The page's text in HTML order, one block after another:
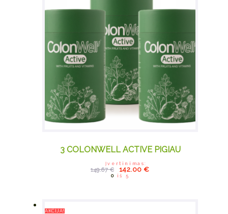
3 COLONWELL ACTIVE PIGIAU
Įvertinimas:
0 iš 5
149.67€
Original price was:
142.00€
AKCIJA!